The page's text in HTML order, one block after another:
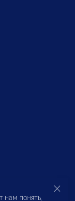
Protection
нам понять,